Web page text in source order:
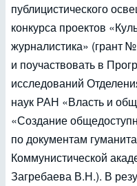
публицистического
конкурса проектов
журналистика» (грант
и поучаствовать в
исследований
наук РАН «Власть и
«Создание
по документам
Коммунистической
Загребаева В.Н.). В